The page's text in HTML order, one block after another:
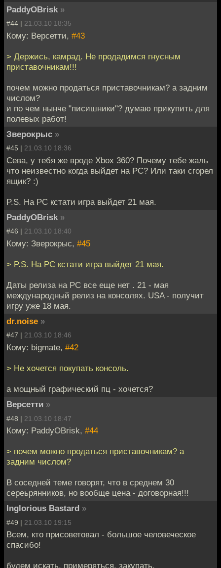
PaddyOBrisk »
#44 | 21.03.10 18:35
Кому: Версетти, #43
> Держись, камрад. Не продадимся гнусным
приставочникам!!!
почем можно продаться приставочникам? а задним
числом?
и по чем нынче "писишники"? думаю прикупить для
полевых работ!
Зверокрыс »
#45 | 21.03.10 18:36
Сева, у тебя же вроде Xbox 360? Почему тебе жаль
что неизвестно когда выйдет на PC? Или таки сгорел
ящик? :)
P.S. На PC кстати игра выйдет 21 мая.
PaddyOBrisk »
#46 | 21.03.10 18:40
Кому: Зверокрыс, #45
> P.S. На PC кстати игра выйдет 21 мая.
Даты релиза на PC все еще нет . 21 - мая
международный релиз на консолях. USA - получит
игру уже 18 мая.
dr.noise »
#47 | 21.03.10 18:46
Кому: bigmate, #42
> Не хочется покупать консоль.
а мощный графический пц - хочется?
Версетти »
#48 | 21.03.10 18:47
Кому: PaddyOBrisk, #44
> почем можно продаться приставочникам? а
задним числом?
В соседней теме говорят, что в среднем 30
сереьрянников, но вообще цена - договорная!!!
Inglorious Bastard »
#49 | 21.03.10 19:15
Всем, кто присоветовал - большое человеческое
спасибо!
будем искать, примеряться, закупать.